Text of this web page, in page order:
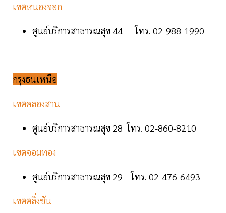
เขตหนองจอก
ศูนย์บริการสาธารณสุข 44 โทร. 02-988-1990
กรุงธนเหนือ
เขตคลองสาน
ศูนย์บริการสาธารณสุข 28 โทร. 02-860-8210
เขตจอมทอง
ศูนย์บริการสาธารณสุข 29 โทร. 02-476-6493
เขตตลิ่งชัน